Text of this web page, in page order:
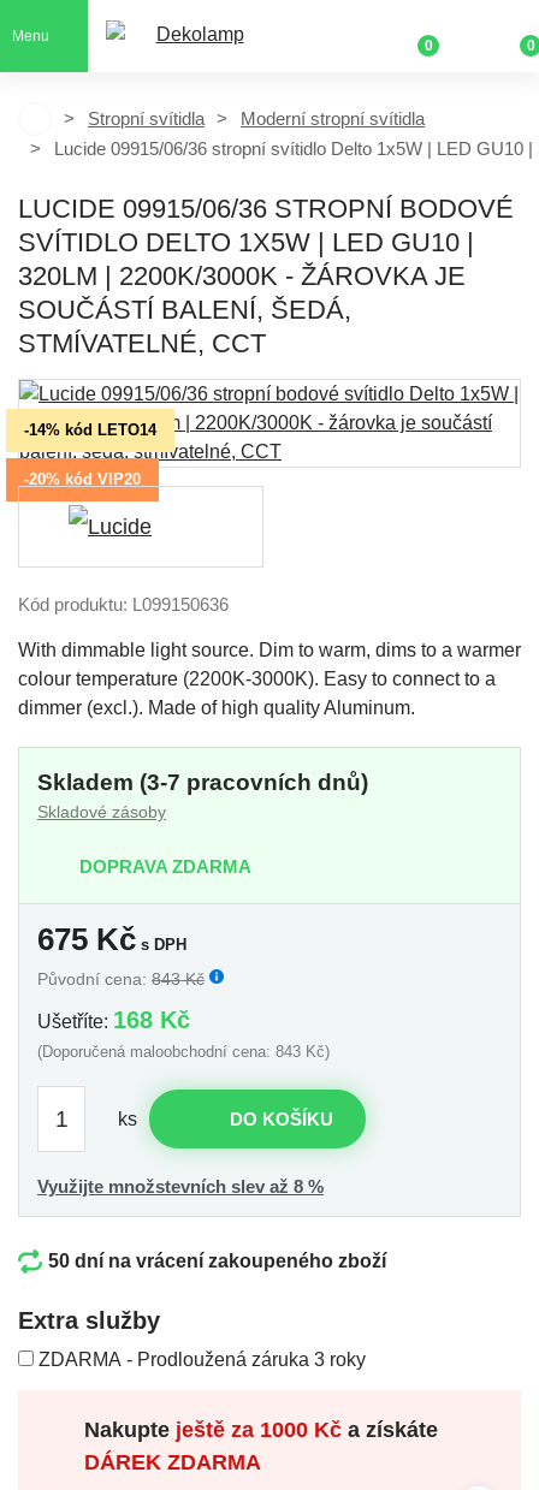
Menu
0 0
Stropní svítidla
Moderní stropní svítidla
Lucide 09915/06/36 stropní svítidlo Delto 1x5W | LED GU10
LUCIDE 09915/06/36 STROPNÍ BODOVÉ
SVÍTIDLO DELTO 1X5W | LED GU10 |
320LM | 2200K/3000K - ŽÁROVKA JE
SOUČÁSTÍ BALENÍ, ŠEDÁ,
STMÍVATELNÉ, CCT
-14% kód LETO14
-20% kód VIP20
Kód produktu: L099150636
With dimmable light source. Dim to warm, dims to a warmer
colour temperature (2200K-3000K). Easy to connect to a
dimmer (excl.). Made of high quality Aluminum.
Skladem (3-7 pracovních dnů)
Skladové zásoby
DOPRAVA ZDARMA
675 Kč s DPH
Původní cena: 843 Kč
Ušetříte: 168 Kč
(Doporučená maloobchodní cena: 843 Kč)
ks DO KOŠÍKU
Využijte množstevních slev až 8 %
50 dní na vrácení zakoupeného zboží
Extra služby
ZDARMA - Prodloužená záruka 3 roky
Nakupte ještě za1000 Kča získáte
DÁREK ZDARMA